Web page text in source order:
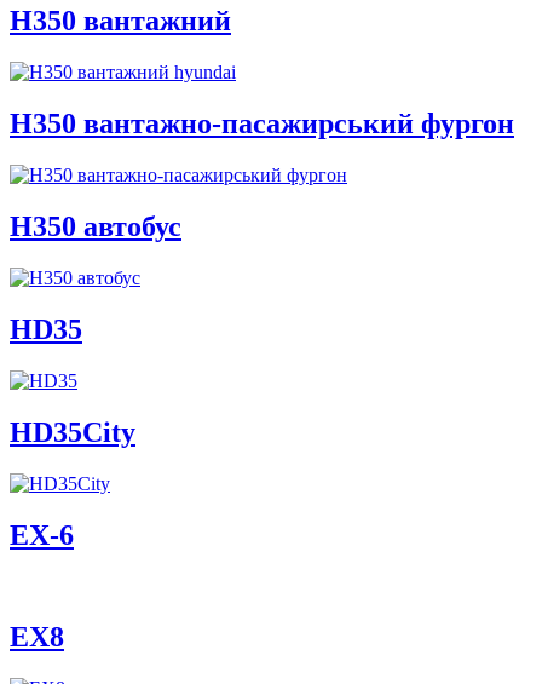
H350 вантажний
H350 вантажно-пасажирський фургон
H350 автобус
HD35
HD35City
ЕХ-6
EX8